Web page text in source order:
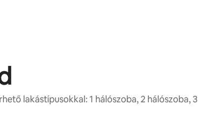
lakástípusokkal: 1 hálószoba, 2 hálószoba, 3